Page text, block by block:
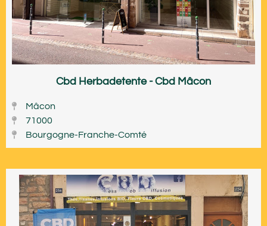
Cbd Herbadetente - Cbd Mâcon
Mâcon
71000
Bourgogne-Franche-Comté